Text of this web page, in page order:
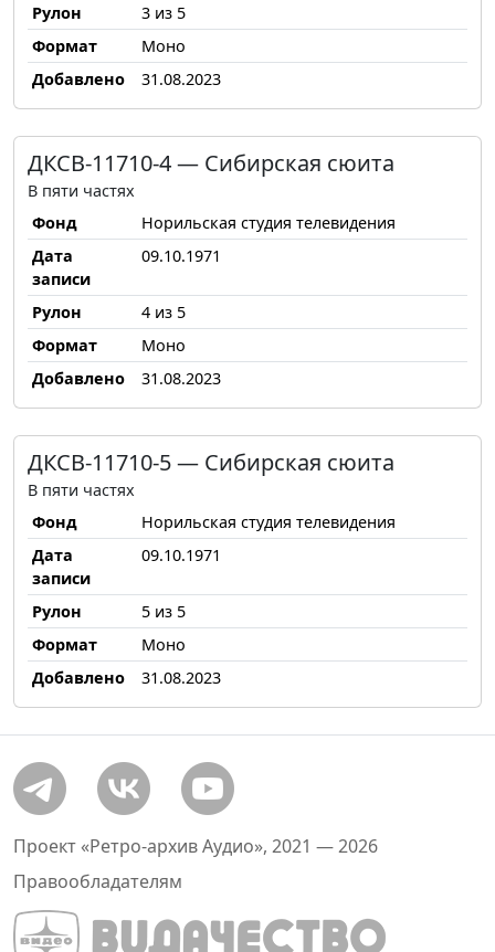
Рулон
3 из 5
Формат
Моно
Добавлено
31.08.2023
ДКСВ-11710-4 — Сибирская сюита
В пяти частях
Фонд
Норильская студия телевидения
Дата
записи
09.10.1971
Рулон
4 из 5
Формат
Моно
Добавлено
31.08.2023
ДКСВ-11710-5 — Сибирская сюита
В пяти частях
Фонд
Норильская студия телевидения
Дата
записи
09.10.1971
Рулон
5 из 5
Формат
Моно
Добавлено
31.08.2023
Проект «Ретро-архив Аудио», 2021 — 2026
Правообладателям